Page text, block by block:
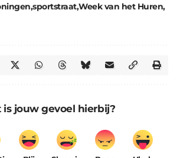
sportstraatWeek van het Huren
is jouw gevoel hierbij?